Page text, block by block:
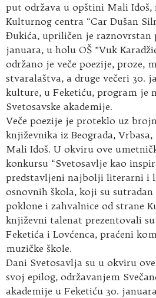
put održava u opštini Mali
Kulturnog centra “Car Dušan
Đukića, upriličen je raznovrstan
januara, u holu OŠ ”Vuk
održano je veče poezije, proze,
stvaralaštva, a druge večeri 30.
kulture, u Feketiću, program je
Svetosavske akademije.
Veče poezije je proteklo uz
književnika iz Beograda,
Mali Iđoš. U okviru ove
konkursu “Svetosavlje kao
predstavljeni najbolji literarni i
osnovnih škola, koji su
poklone i zahvalnice od strane
književni talenat prezentovali
Feketića i Lovćenca, praćeni
muzičke škole.
Dani Svetosavlja su u okviru
svoj epilog, održavanjem
akademije u Feketiću 30.